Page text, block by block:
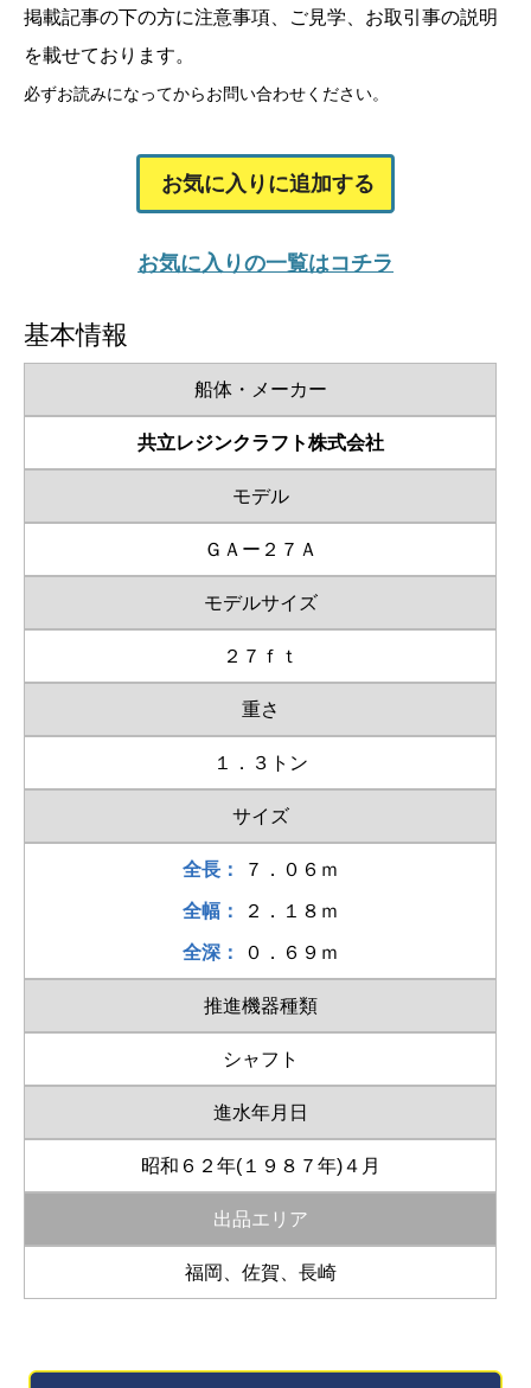
掲載記事の下の方に注意事項、ご見学、お取引事の説明
を載せております。
必ずお読みになってからお問い合わせください。
お気に入りに追加する
お気に入りの一覧はコチラ
基本情報
船体・メーカー
共立レジンクラフト株式会社
モデル
ＧＡー２７Ａ
モデルサイズ
２７ｆｔ
重さ
１．３トン
サイズ
全長： ７．０６ｍ
全幅： ２．１８ｍ
全深： ０．６９ｍ
推進機器種類
シャフト
進水年月日
昭和６２年(１９８７年)４月
出品エリア
福岡、佐賀、長崎